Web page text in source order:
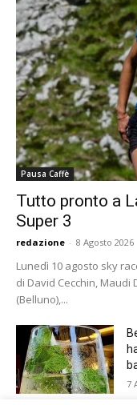
Pausa Caffè
Tutto pronto a
Super 3
redazione - 8 Agosto 2026
Lunedì 10 agosto sky
di David Cecchin, Maudi
(Belluno),...
7